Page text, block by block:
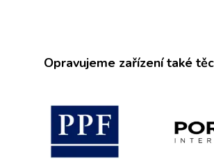
Opravujeme zařízení také